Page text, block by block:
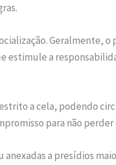
Geralmente, o
estimule a
a cela, podendo
para não perder
a presídios